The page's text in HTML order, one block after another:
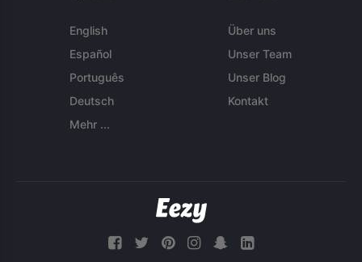
English
Español
Português
Deutsch
Mehr ...
Über uns
Unser Team
Unser Blog
Kontakt